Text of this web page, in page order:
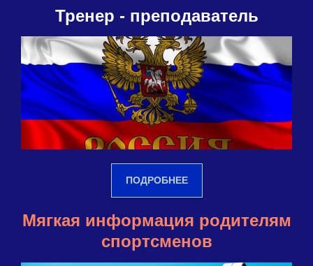
Тренер - преподаватель
ПОДРОБНЕЕ
Мягкая информация родителям
спортсменов